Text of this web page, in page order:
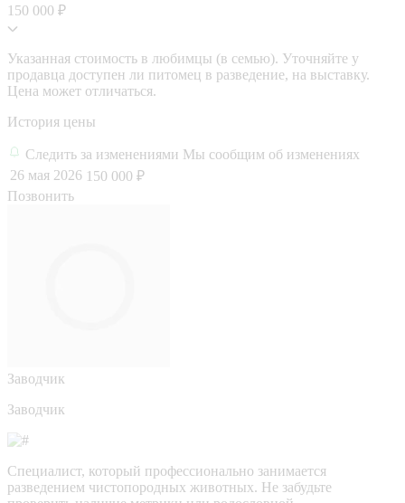
150 000 ₽
Указанная стоимость в любимцы (в семью). Уточняйте у
продавца доступен ли питомец в разведение, на выставку.
Цена может отличаться.
История цены
Следить за изменениями Мы сообщим об изменениях
26 мая 2026 150 000 ₽
Позвонить
Заводчик
Заводчик
Специалист, который профессионально занимается
разведением чистопородных животных. Не забудьте